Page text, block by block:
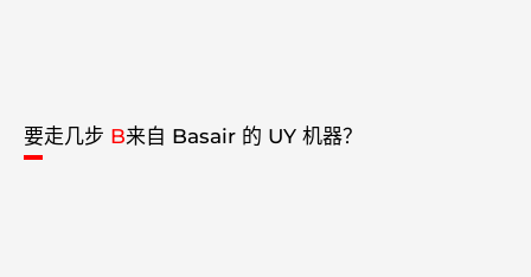
要走几步 B来自 Basair 的 UY 机器？